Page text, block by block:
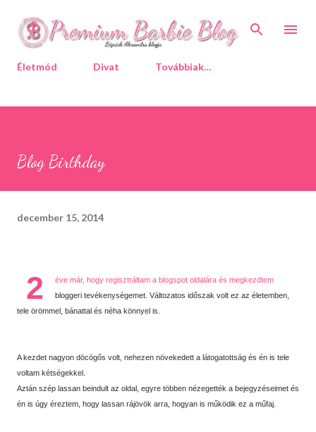
Életmód Divat Továbbiak…
Blog Birthday
december 15, 2014
2
éve már, hogy regisztráltam a blogspot oldalára és megkezdtem
bloggeri tevékenységemet. Változatos időszak volt ez az életemben,
tele örömmel, bánattal és néha könnyel is.
A kezdet nagyon döcögős volt, nehezen növekedett a látogatottság és én is tele
voltam kétségekkel.
Aztán szép lassan beindult az oldal, egyre többen nézegették a bejegyzéseimet és
én is úgy éreztem, hogy lassan rájövök arra, hogyan is működik ez a műfaj.